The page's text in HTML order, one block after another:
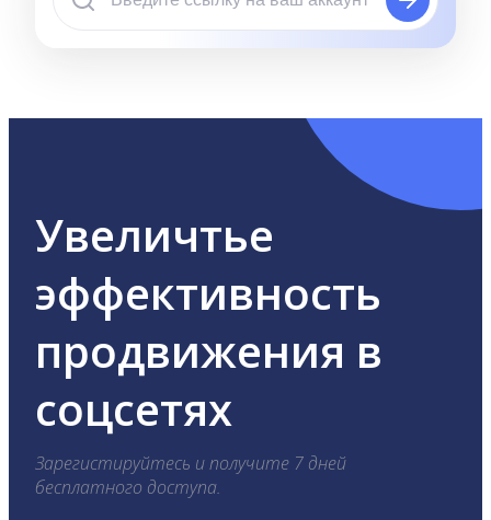
Увеличтье
эффективность
продвижения в
соцсетях
Зарегистируйтесь и получите 7 дней
бесплатного доступа.